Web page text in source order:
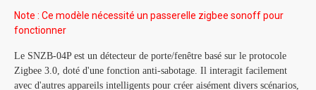
Note : Ce modèle nécessité un passerelle zigbee sonoff pour
fonctionner
Le SNZB-04P est un détecteur de porte/fenêtre basé sur le protocole
Zigbee 3.0, doté d'une fonction anti-sabotage. Il interagit facilement
avec d'autres appareils intelligents pour créer aisément divers scénarios,